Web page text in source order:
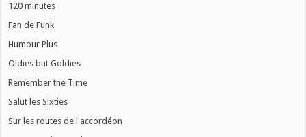
120 minutes
Fan de Funk
Humour Plus
Oldies but Goldies
Remember the Time
Salut les Sixties
Sur les routes de l'accordéon